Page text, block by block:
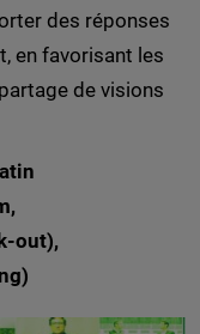
des réponses
en favorisant les
de visions
out),